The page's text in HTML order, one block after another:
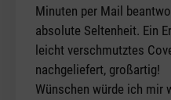
Minuten per Mail
absolute Seltenheit. Ein
leicht verschmutztes
nachgeliefert, großartig!
Wünschen würde ich mir